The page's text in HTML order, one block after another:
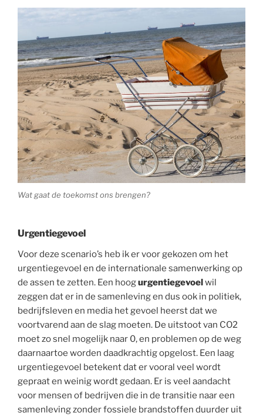
Wat gaat de toekomst ons brengen?
Urgentiegevoel
Voor deze scenario’s heb ik er voor gekozen om het
urgentiegevoel en de internationale samenwerking op
de assen te zetten. Een hoogurgentiegevoelwil
zeggen dat er in de samenleving en dus ook in politiek,
bedrijfsleven en media het gevoel heerst dat we
voortvarend aan de slag moeten. De uitstoot van CO2
moet zo snel mogelijk naar 0, en problemen op de weg
daarnaartoe worden daadkrachtig opgelost. Een laag
urgentiegevoel betekent dat er vooral veel wordt
gepraat en weinig wordt gedaan. Er is veel aandacht
voor mensen of bedrijven die in de transitie naar een
samenleving zonder fossiele brandstoffen duurder uit